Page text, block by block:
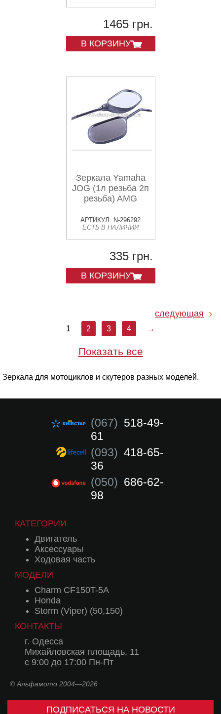
1465 грн.
В КОРЗИНУ
Зеркала Yamaha
JOG (1л резьба 2п
резьба) AMG
АРТИКУЛ: N-296292
ЕСТЬ В НАЛИЧИИ
335 грн.
В КОРЗИНУ
следующая
1 2 3 4 →
Показать все
Зеркала для мотоциклов и скутеров разных моделей.
(067) 518-49-
61
(093) 418-65-
36
(050) 686-62-
98
КАТЕГОРИИ
Двигатель
Аксессуары
Ходовая часть
МОДЕЛИ
Charm CF150T-5A
Honda
Storm (Viper) (50,150)
КОНТАКТЫ
г. Одесса
Михайловская площадь, 11
с 9:00 до 17:00 Пн-Пт
© Альфамото 2004—2026
ПОДПИСАТЬСЯ НА НОВОСТИ